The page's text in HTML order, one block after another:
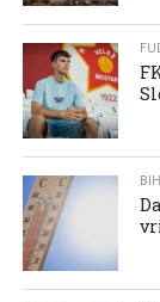
BIH